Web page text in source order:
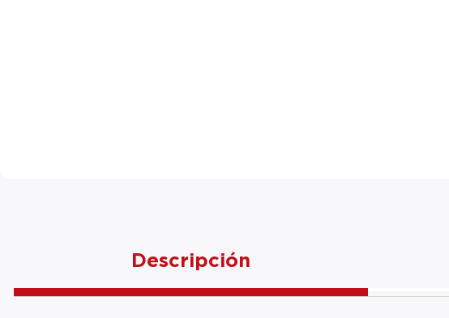
Descripción